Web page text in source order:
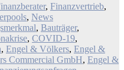
, Finanzvertrieb,
, News
, Bauträger,
, COVID-19,
, Engel & Völkers, Engel &
Commercial GmbH, Engel &